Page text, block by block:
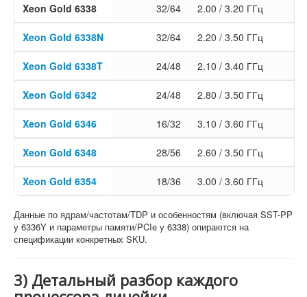
Xeon Gold 6338 32/64 2.00 / 3.20 ГГц
Xeon Gold 6338N 32/64 2.20 / 3.50 ГГц
Xeon Gold 6338T 24/48 2.10 / 3.40 ГГц
Xeon Gold 6342 24/48 2.80 / 3.50 ГГц
Xeon Gold 6346 16/32 3.10 / 3.60 ГГц
Xeon Gold 6348 28/56 2.60 / 3.50 ГГц
Xeon Gold 6354 18/36 3.00 / 3.60 ГГц
Данные по ядрам/частотам/TDP и особенностям (включая SST-PP
у 6336Y и параметры памяти/PCIe у 6338) опираются на
спецификации конкретных SKU.
3) Детальный разбор каждого